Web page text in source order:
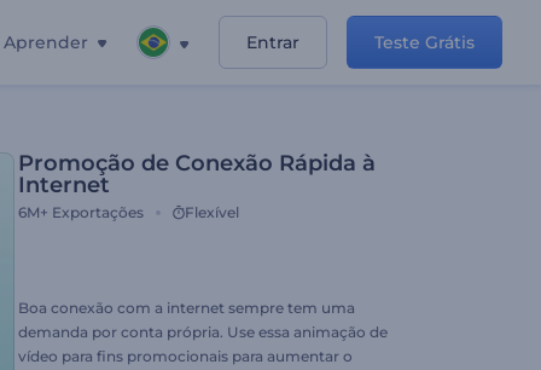
Aprender Entrar Teste Grátis
Promoção de Conexão Rápida à
Internet
6M+ Exportações Flexível
Boa conexão com a internet sempre tem uma
demanda por conta própria. Use essa animação de
vídeo para fins promocionais para aumentar o